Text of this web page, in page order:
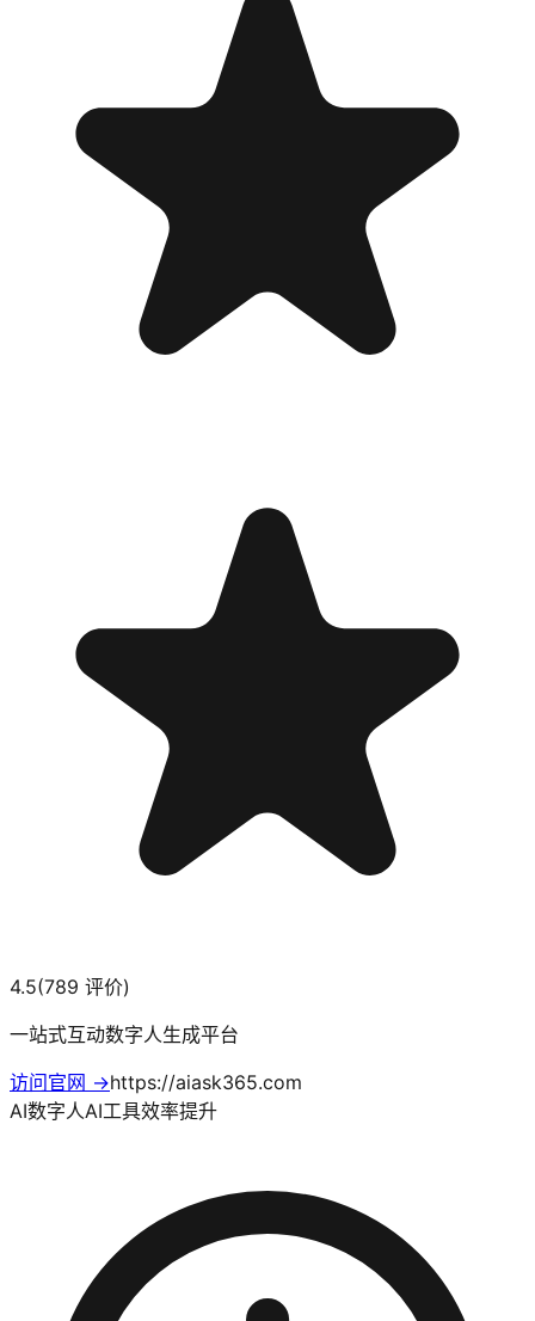
4.5(789 评价)
一站式互动数字人生成平台
访问官网 →https://aiask365.com
AI数字人AI工具效率提升